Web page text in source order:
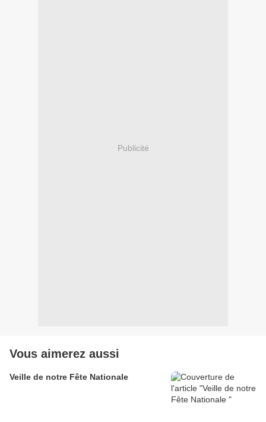
Publicité
Vous aimerez aussi
Veille de notre Fête Nationale